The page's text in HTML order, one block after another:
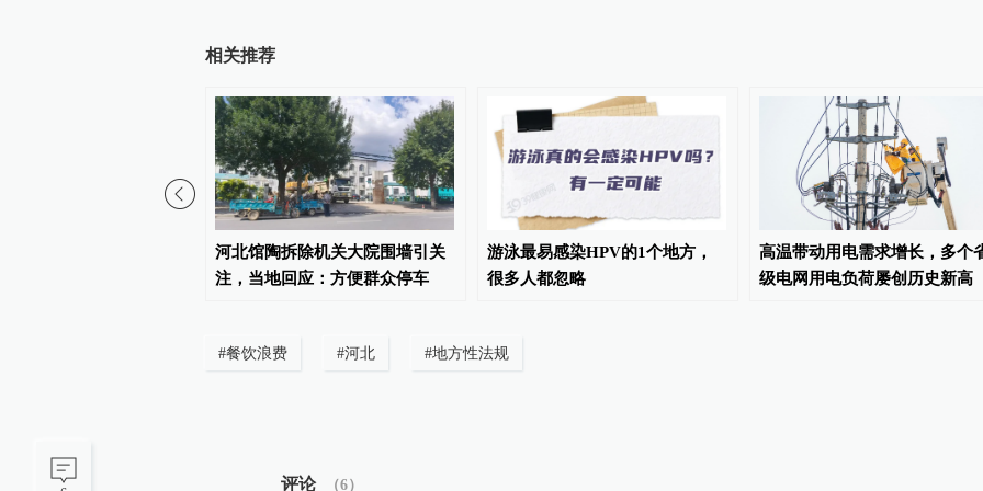
相关推荐
河北馆陶拆除机关大院围墙引关
注，当地回应：方便群众停车
游泳最易感染HPV的1个地方，
很多人都忽略
高温带动用电需求增长，多个
级电网用电负荷屡创历史新高
#餐饮浪费 #河北 #地方性法规
评论 （6）